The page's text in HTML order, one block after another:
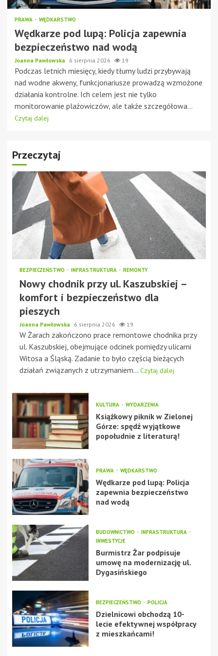
PRAWA WĘDKARSTWO
Wędkarze pod lupą: Policja zapewnia
bezpieczeństwo nad wodą
Joanna Pawłowska 6 sierpnia 2026 19
Podczas letnich miesięcy, kiedy tłumy ludzi przybywają
nad wodne akweny, funkcjonariusze prowadzą wzmożone
działania kontrolne. Ich celem jest nie tylko
monitorowanie plażowiczów, ale także szczegółowa...
Czytaj dalej
Przeczytaj
BEZPIECZEŃSTWO INFRASTRUKTURA REMONTY
Nowy chodnik przy ul. Kaszubskiej –
komfort i bezpieczeństwo dla
pieszych
Joanna Pawłowska 6 sierpnia 2026 19
W Żarach zakończono prace remontowe chodnika przy
ul. Kaszubskiej, obejmujące odcinek pomiędzy ulicami
Witosa a Śląską. Zadanie to było częścią bieżących
działań związanych z utrzymaniem... Czytaj dalej
KULTURA WYDARZENIA
Książkowy piknik w Zielonej
Górze: spędź wyjątkowe
popołudnie z literaturą!
PRAWA WĘDKARSTWO
Wędkarze pod lupą: Policja
zapewnia bezpieczeństwo
nad wodą
BUDOWNICTWO
INFRASTRUKTURA
INWESTYCJE
Burmistrz Żar podpisuje
umowę na modernizację ul.
Dygasińskiego
BEZPIECZEŃSTWO POLICJA
Dzielnicowi obchodzą 10-
lecie efektywnej współpracy
z mieszkańcami!